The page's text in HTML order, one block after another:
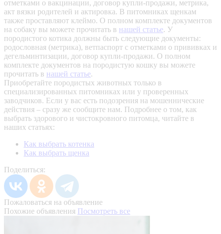
отметками о вакцинации, договор купли-продажи, метрика,
акт вязки родителей и актировка. В питомниках щенкам
также проставляют клеймо. О полном комплекте документов
на собаку вы можете прочитать в нашей статье. У
породистого котика должны быть следующие документы:
родословная (метрика), ветпаспорт с отметками о прививках и
дегельминтизации, договор купли-продажи. О полном
комплекте документов на породистую кошку вы можете
прочитать в нашей статье.
Приобретайте породистых животных только в
специализированных питомниках или у проверенных
заводчиков. Если у вас есть подозрения на мошеннические
действия – сразу же сообщите нам. Подробнее о том, как
выбрать здорового и чистокровного питомца, читайте в
наших статьях:
Как выбрать котенка
Как выбрать щенка
Поделиться:
Пожаловаться на объявление
Похожие объявления Посмотреть все